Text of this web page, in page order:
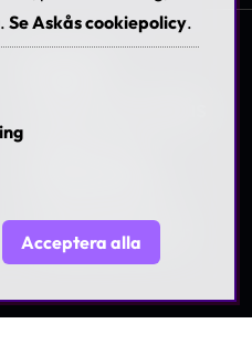
Lediga tjänster
Se Askås cookiepolicy.
Acceptera alla